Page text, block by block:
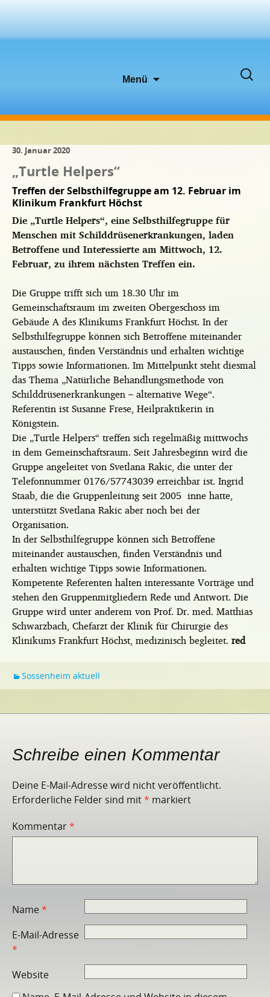
Menü
Suchen
30. Januar 2020
„Turtle Helpers“
Treffen der Selbsthilfegruppe am 12. Februar im
Klinikum Frankfurt Höchst
Die „Turtle Helpers“, eine Selbsthilfegruppe für
Menschen mit Schilddrüsenerkrankungen, laden
Betroffene und Interessierte am Mittwoch, 12.
Februar, zu ihrem nächsten Treffen ein.
Die Gruppe trifft sich um 18.30 Uhr im
Gemeinschaftsraum im zweiten Obergeschoss im
Gebäude A des Klinikums Frankfurt Höchst. In der
Selbsthilfegruppe können sich Betroffene miteinander
austauschen, finden Verständnis und erhalten wichtige
Tipps sowie Informationen. Im Mittelpunkt steht diesmal
das Thema „Natürliche Behandlungsmethode von
Schilddrüsenerkrankungen – alternative Wege“.
Referentin ist Susanne Frese, Heilpraktikerin in
Königstein.
Die „Turtle Helpers“ treffen sich regelmäßig mittwochs
in dem Gemeinschaftsraum. Seit Jahresbeginn wird die
Gruppe angeleitet von Svetlana Rakic, die unter der
Telefonnummer 0176/57743039 erreichbar ist. Ingrid
Staab, die die Gruppenleitung seit 2005 inne hatte,
unterstützt Svetlana Rakic aber noch bei der
Organisation.
In der Selbsthilfegruppe können sich Betroffene
miteinander austauschen, finden Verständnis und
erhalten wichtige Tipps sowie Informationen.
Kompetente Referenten halten interessante Vorträge und
stehen den Gruppenmitgliedern Rede und Antwort. Die
Gruppe wird unter anderem von Prof. Dr. med. Matthias
Schwarzbach, Chefarzt der Klinik für Chirurgie des
Klinikums Frankfurt Höchst, medizinisch begleitet. red
Sossenheim aktuell
Schreibe einen Kommentar
Deine E-Mail-Adresse wird nicht veröffentlicht.
Erforderliche Felder sind mit* markiert
Kommentar*
Name*
E-Mail-Adresse
*
Website